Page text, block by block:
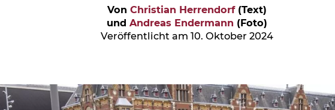
Von Christian Herrendorf(Text)
und Andreas Endermann (Foto)
Veröffentlicht am 10. Oktober 2024